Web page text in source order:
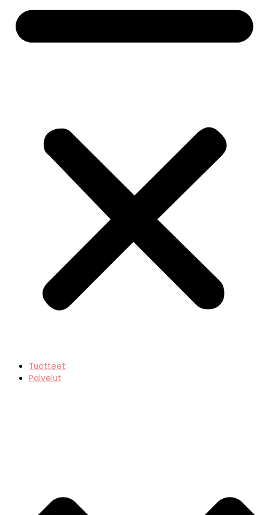
Tuotteet
Palvelut